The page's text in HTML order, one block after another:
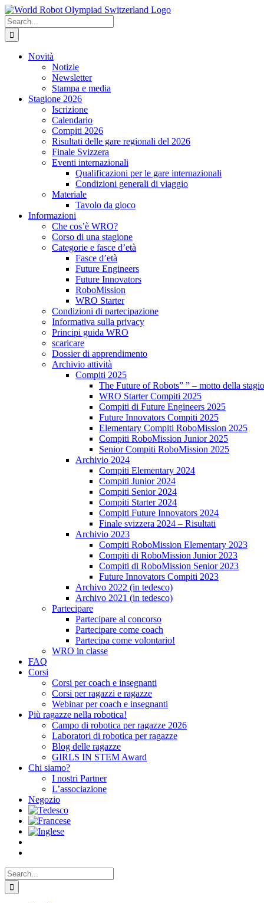
Skip
to
content
Search
for:
Novità
Notizie
Newsletter
Stampa e media
Stagione 2026
Iscrizione
Calendario
Compiti 2026
Risultati delle gare regionali del 2026
Finale Svizzera
Eventi internazionali
Qualificazioni per le gare internazionali
Condizioni generali di viaggio
Materiale
Tavolo da gioco
Informazioni
Che cos’è WRO?
Corso di una stagione
Categorie e fasce d’età
Fasce d’età
Future Engineers
Future Innovators
RoboMission
WRO Starter
Condizioni di partecipazione
Informativa sulla privacy
Principi guida WRO
scaricare
Dossier di apprendimento
Archivio attività
Compiti 2025
The Future of Robots” ” – motto della
WRO Starter Compiti 2025
Compiti di Future Engineers 2025
Future Innovators Compiti 2025
Elementary Compiti RoboMission 2025
Compiti RoboMission Junior 2025
Senior Compiti RoboMission 2025
Archivio 2024
Compiti Elementary 2024
Compiti Junior 2024
Compiti Senior 2024
Compiti Starter 2024
Compiti Future Innovators 2024
Finale svizzera 2024 – Risultati
Archivio 2023
Compiti RoboMission Elementary 2023
Compiti di RoboMission Junior 2023
Compiti di RoboMission Senior 2023
Future Innovators Compiti 2023
Archivo 2022 (in tedesco)
Archivo 2021 (in tedesco)
Partecipare
Partecipare al concorso
Partecipare come coach
Partecipa come volontario!
WRO in classe
FAQ
Corsi
Corsi per coach e insegnanti
Corsi per ragazzi e ragazze
Webinar per coach e insegnanti
Più ragazze nella robotica!
Campo di robotica per ragazze 2026
Laboratori di robotica per ragazze
Blog delle ragazze
GIRLS IN STEM Award
Chi siamo?
I nostri Partner
L’associazione
Negozio
Search
for: